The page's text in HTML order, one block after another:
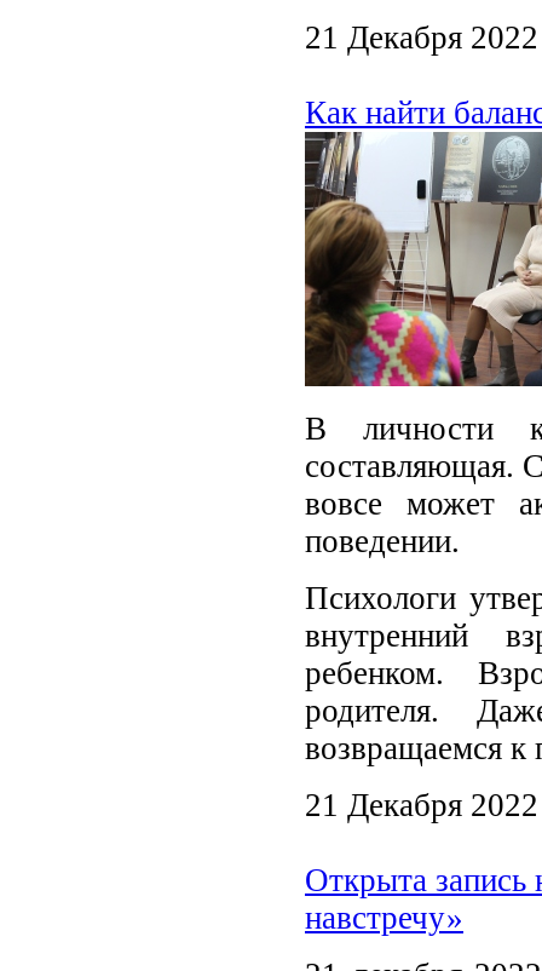
21 Декабря 2022
Как найти
В личности
составляющая.
вовсе может
поведении.
Психологи
внутренний
ребенком.
родителя.
возвращаемся
21 Декабря 2022
Открыта запись
навстречу»